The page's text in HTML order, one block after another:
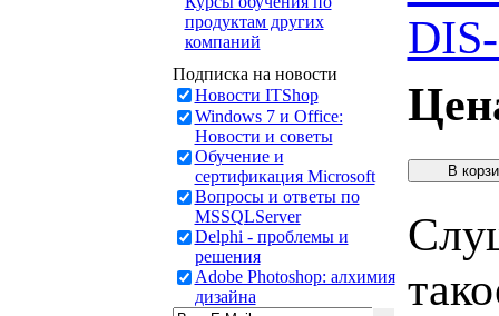
продуктам других
компаний
Подписка на новости
Новости ITShop
Windows 7 и Office:
Новости и советы
Обучение и
сертификация Microsoft
Вопросы и ответы по
MSSQLServer
Delphi - проблемы и
решения
Adobe Photoshop: алхимия
дизайна